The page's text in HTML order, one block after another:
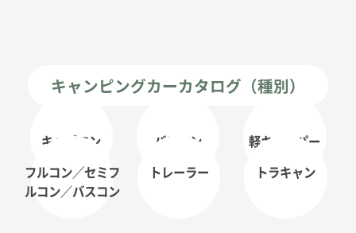
キャンピングカーカタログ（種別）
キャブコン バンコン
軽キャンパー
フルコン／セミフ
ルコン／バスコン
トレーラー トラキャン